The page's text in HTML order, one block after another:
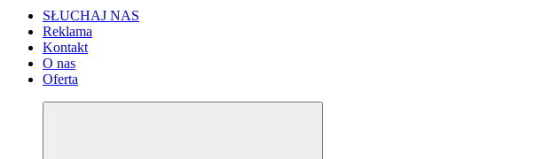
SŁUCHAJ NAS
Reklama
Kontakt
O nas
Oferta